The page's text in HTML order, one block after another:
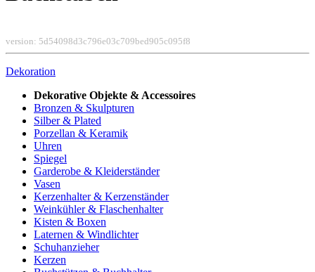
version: 5d54098d3c796e03c709bed905c095f8
Dekoration
Dekorative Objekte & Accessoires
Bronzen & Skulpturen
Silber & Plated
Porzellan & Keramik
Uhren
Spiegel
Garderobe & Kleiderständer
Vasen
Kerzenhalter & Kerzenständer
Weinkühler & Flaschenhalter
Kisten & Boxen
Laternen & Windlichter
Schuhanzieher
Kerzen